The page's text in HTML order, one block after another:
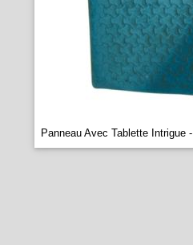
Panneau Avec Tablette Intrigue -